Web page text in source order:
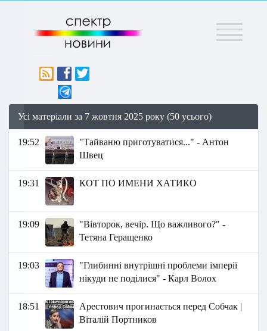
Меню
Усі матеріали за 7 жовтня 2025 року (50 усього)
19:52
"Тайваню приготуватися..." - Антон
Швец
19:31 КОТ ПО ИМЕНИ ХАТИКО
19:09
"Вівторок, вечір. Що важливого?" -
Тетяна Геращенко
19:03
"Глибинні внутрішні проблеми імперії
нікуди не поділися" - Карл Волох
18:51
Арестович прогинається перед Собчак |
Віталій Портников